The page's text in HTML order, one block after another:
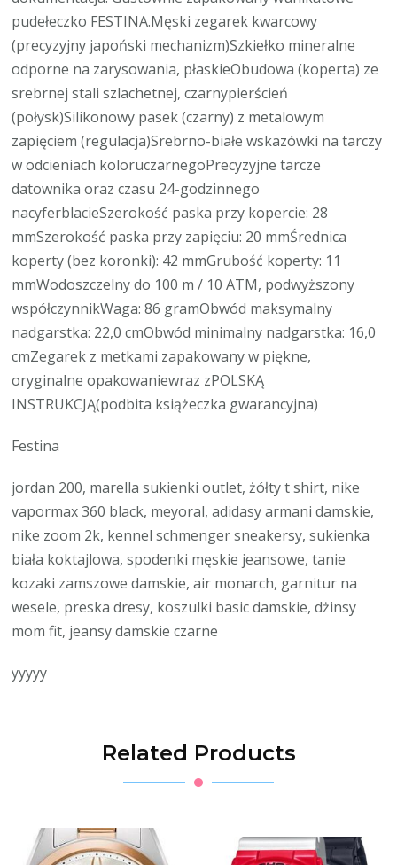
pudełeczko FESTINA.Męski zegarek kwarcowy
(precyzyjny japoński mechanizm)Szkiełko mineralne
odporne na zarysowania, płaskieObudowa (koperta) ze
srebrnej stali szlachetnej, czarnypierścień
(połysk)Silikonowy pasek (czarny) z metalowym
zapięciem (regulacja)Srebrno-białe wskazówki na tarczy
w odcieniach koloruczarnegoPrecyzyjne tarcze
datownika oraz czasu 24-godzinnego
nacyferblacieSzerokość paska przy kopercie: 28
mmSzerokość paska przy zapięciu: 20 mmŚrednica
koperty (bez koronki): 42 mmGrubość koperty: 11
mmWodoszczelny do 100 m / 10 ATM, podwyższony
współczynnikWaga: 86 gramObwód maksymalny
nadgarstka: 22,0 cmObwód minimalny nadgarstka: 16,0
cmZegarek z metkami zapakowany w piękne,
oryginalne opakowaniewraz zPOLSKĄ
INSTRUKCJĄ(podbita książeczka gwarancyjna)
Festina
jordan 200, marella sukienki outlet, żółty t shirt, nike
vapormax 360 black, meyoral, adidasy armani damskie,
nike zoom 2k, kennel schmenger sneakersy, sukienka
biała koktajlowa, spodenki męskie jeansowe, tanie
kozaki zamszowe damskie, air monarch, garnitur na
wesele, preska dresy, koszulki basic damskie, dżinsy
mom fit, jeansy damskie czarne
yyyyy
Related Products